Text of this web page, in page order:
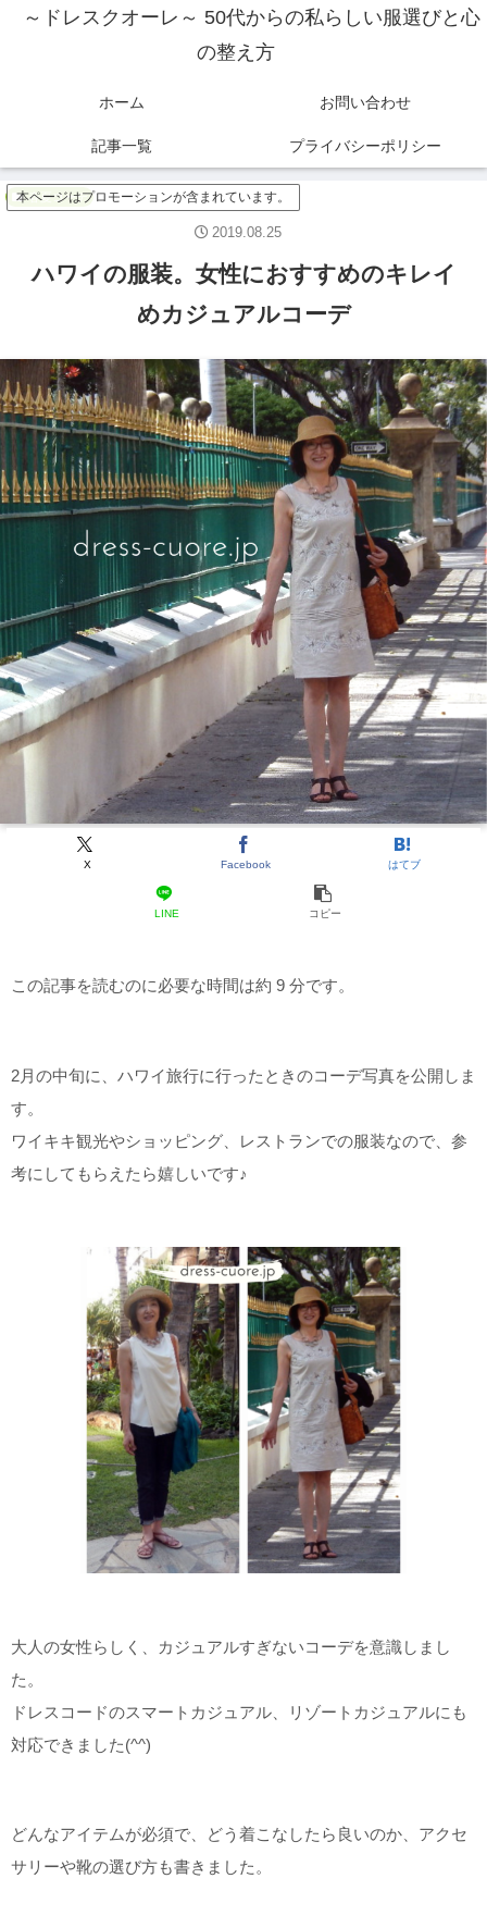
～ドレスクオーレ～ 50代からの私らしい服選びと心
の整え方
ホーム お問い合わせ
記事一覧 プライバシーポリシー
本ページはプロモーションが含まれています。
春夏コーデ
ハワイの服装。女性におすすめのキレイ
めカジュアルコーデ
X Facebook はてブ
LINE コピー
2019.08.25
この記事を読むのに必要な時間は約 9 分です。
2月の中旬に、ハワイ旅行に行ったときのコーデ写真を公開しま
す。
ワイキキ観光やショッピング、レストランでの服装なので、参
考にしてもらえたら嬉しいです♪
大人の女性らしく、カジュアルすぎないコーデを意識しまし
た。
ドレスコードのスマートカジュアル、リゾートカジュアルにも
対応できました(^^)
どんなアイテムが必須で、どう着こなしたら良いのか、アクセ
サリーや靴の選び方も書きました。